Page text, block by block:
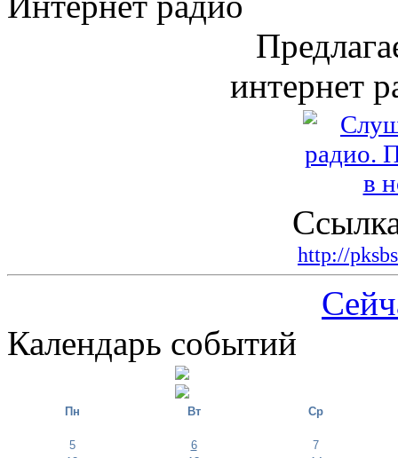
интернет
http://
Календарь событий
Пн Вт Ср
5 6
7